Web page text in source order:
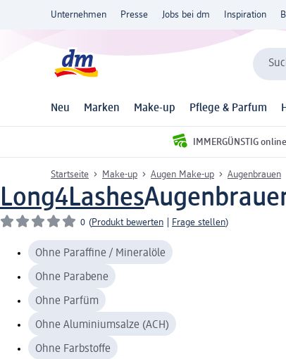
Unternehmen Presse Jobs bei dm Inspiration
Neu Marken Make-up Pflege & Parfum
IMMERGÜNSTIG
Startseite Make-up Augen Make-up Augenbrauen
Long4Lashes
0 (Produkt bewerten Frage stellen)
Ohne Paraffine / Mineralöle
Ohne Parabene
Ohne Parfüm
Ohne Aluminiumsalze (ACH)
Ohne Farbstoffe